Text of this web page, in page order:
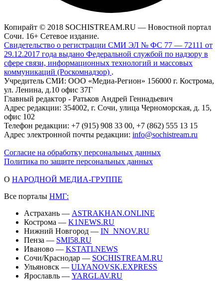
Копирайт © 2018 SOCHISTREAM.RU — Новостной портал
Сочи. 16+ Сетевое издание.
Свидетельство о регистрации СМИ ЭЛ № ФС 77 — 72111 от
29.12.2017 года выдано Федеральной службой по надзору в
сфере связи, информационных технологий и массовых
коммуникаций (Роскомнадзор) .
Учредитель СМИ: ООО «Медиа-Регион» 156000 г. Кострома,
ул. Ленина, д.10 офис 37Г
Главный редактор - Ратьков Андрей Геннадьевич
Адрес редакции: 354002, г. Сочи, улица Черноморская, д. 15,
офис 102
Телефон редакции: +7 (915) 908 33 00, +7 (862) 555 13 15
Адрес электронной почты редакции: info@sochistream.ru
Согласие на обработку персональных данных
Политика по защите персональных данных
О НАРОДНОЙ МЕДИА-ГРУППЕ
Все порталы НМГ:
Астрахань — ASTRAKHAN.ONLINE
Кострома — K1NEWS.RU
Нижний Новгород — IN_NNOV.RU
Пенза — SMI58.RU
Иваново — KSTATI.NEWS
Сочи/Краснодар — SOCHISTREAM.RU
Ульяновск — ULYANOVSK.EXPRESS
Ярославль — YARGLAV.RU